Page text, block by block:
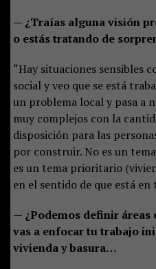
— ¿Traías alguna visión
o estás tratando de
“Hay situaciones sensibles
social y veo que se está
un problema local y pasa a
muy complejos con la
disposición para las
por construir. No es un
es un tema prioritario
en el sentido de que está en
— ¿Podemos definir áreas
vas a enfocar tu trabajo
vivienda y basura…